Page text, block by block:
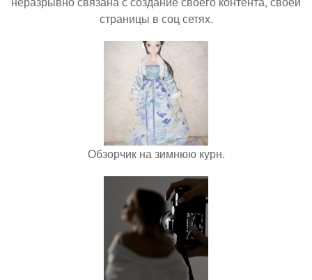
страницы в соц сетях.
Обзорчик на зимнюю курн.